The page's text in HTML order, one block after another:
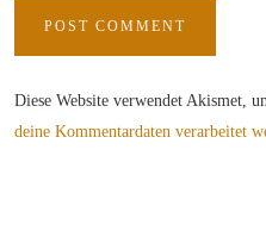
Diese Website verwendet Akismet,
deine Kommentardaten verarbeitet